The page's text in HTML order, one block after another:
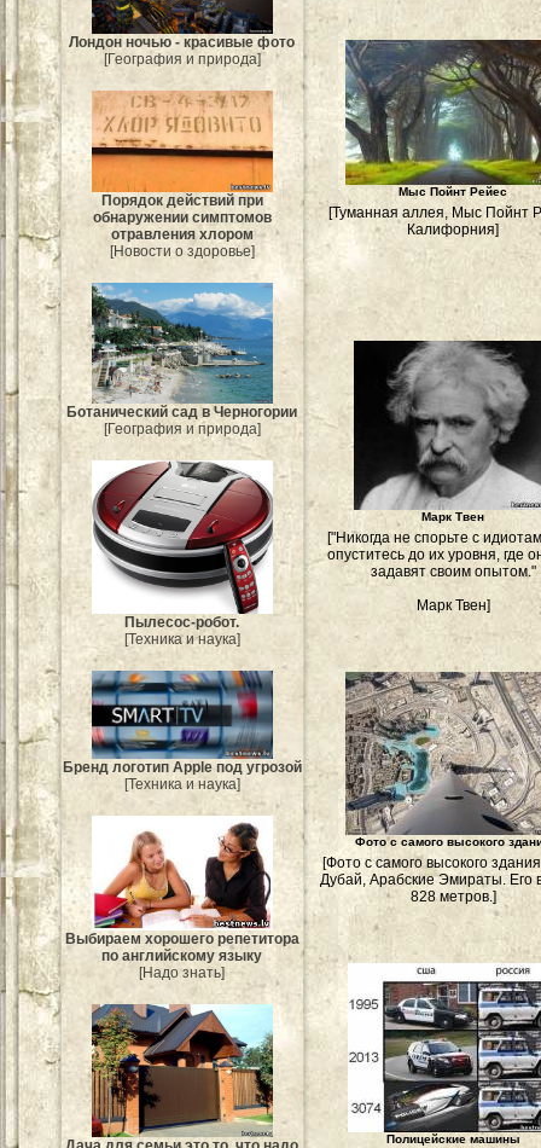
Лондон ночью - красивые фото
[География и природа]
Порядок действий при
обнаружении симптомов
отравления хлором
[Новости о здоровье]
Ботанический сад в Черногории
[География и природа]
Пылесос-робот.
[Техника и наука]
Бренд логотип Apple под угрозой
[Техника и наука]
Выбираем хорошего репетитора
по английскому языку
[Надо знать]
Мыс Пойнт Рейес
[Туманная аллея, Мыс Пойнт
Калифорния]
Марк Твен
["Никогда не спорьте с
опуститесь до их уровня, где
задавят своим опытом."
Марк Твен]
Фото с самого высокого
[Фото с самого высокого
Дубай, Арабские Эмираты. Его
828 метров.]
Полицейские машины